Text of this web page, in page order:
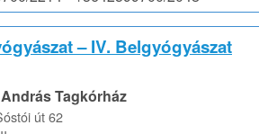
– IV. Belgyógyászat
Tagkórház
út 62